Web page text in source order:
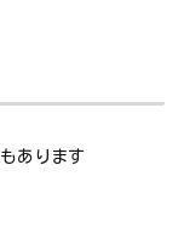
もあります